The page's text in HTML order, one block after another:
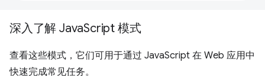
深入了解 JavaScript 模式
查看这些模式，它们可用于通过 JavaScript 在 Web 应用中
快速完成常见任务。